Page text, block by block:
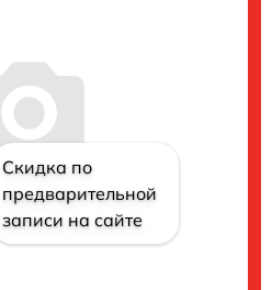
Скидка по
предварительной
записи на сайте